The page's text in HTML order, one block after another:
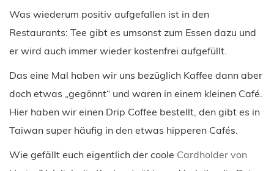
Was wiederum positiv aufgefallen ist in den
Restaurants: Tee gibt es umsonst zum Essen dazu und
er wird auch immer wieder kostenfrei aufgefüllt.
Das eine Mal haben wir uns bezüglich Kaffee dann aber
doch etwas „gegönnt“ und waren in einem kleinen Café.
Hier haben wir einen Drip Coffee bestellt, den gibt es in
Taiwan super häufig in den etwas hipperen Cafés.
Wie gefällt euch eigentlich der coole Cardholder von